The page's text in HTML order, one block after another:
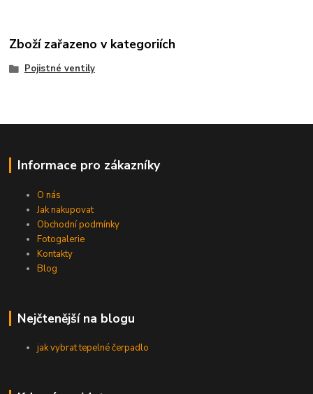
Zboží zařazeno v kategoriích
Pojistné ventily
Informace pro zákazníky
O nás
Jak nakupovat
Obchodní podmínky
Fotogalerie
Kontakty
Blog
Nejčtenější na blogu
jak vybrat tepelné čerpadlo